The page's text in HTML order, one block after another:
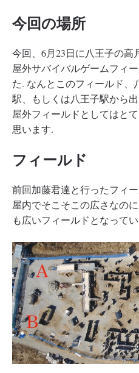
今回の場所
今回、6月23日に八王子の高
屋外サバイバルゲームフィ
た. なんとこのフィールド、
駅、もしくは八王子駅から
屋外フィールドとしてはと
思います.
フィールド
前回加藤君達と行ったフィ
屋内でそこそこの広さなの
も広いフィールドとなって